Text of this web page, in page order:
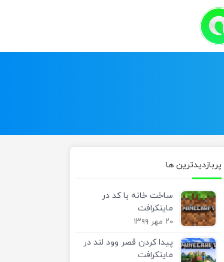
پربازدیدترین ها
ساخت خانه با کد در
ماینکرافت
۲۰ مهر ۱۳۹۹
پیدا کردن قصر وود لند در
ماینکرافت